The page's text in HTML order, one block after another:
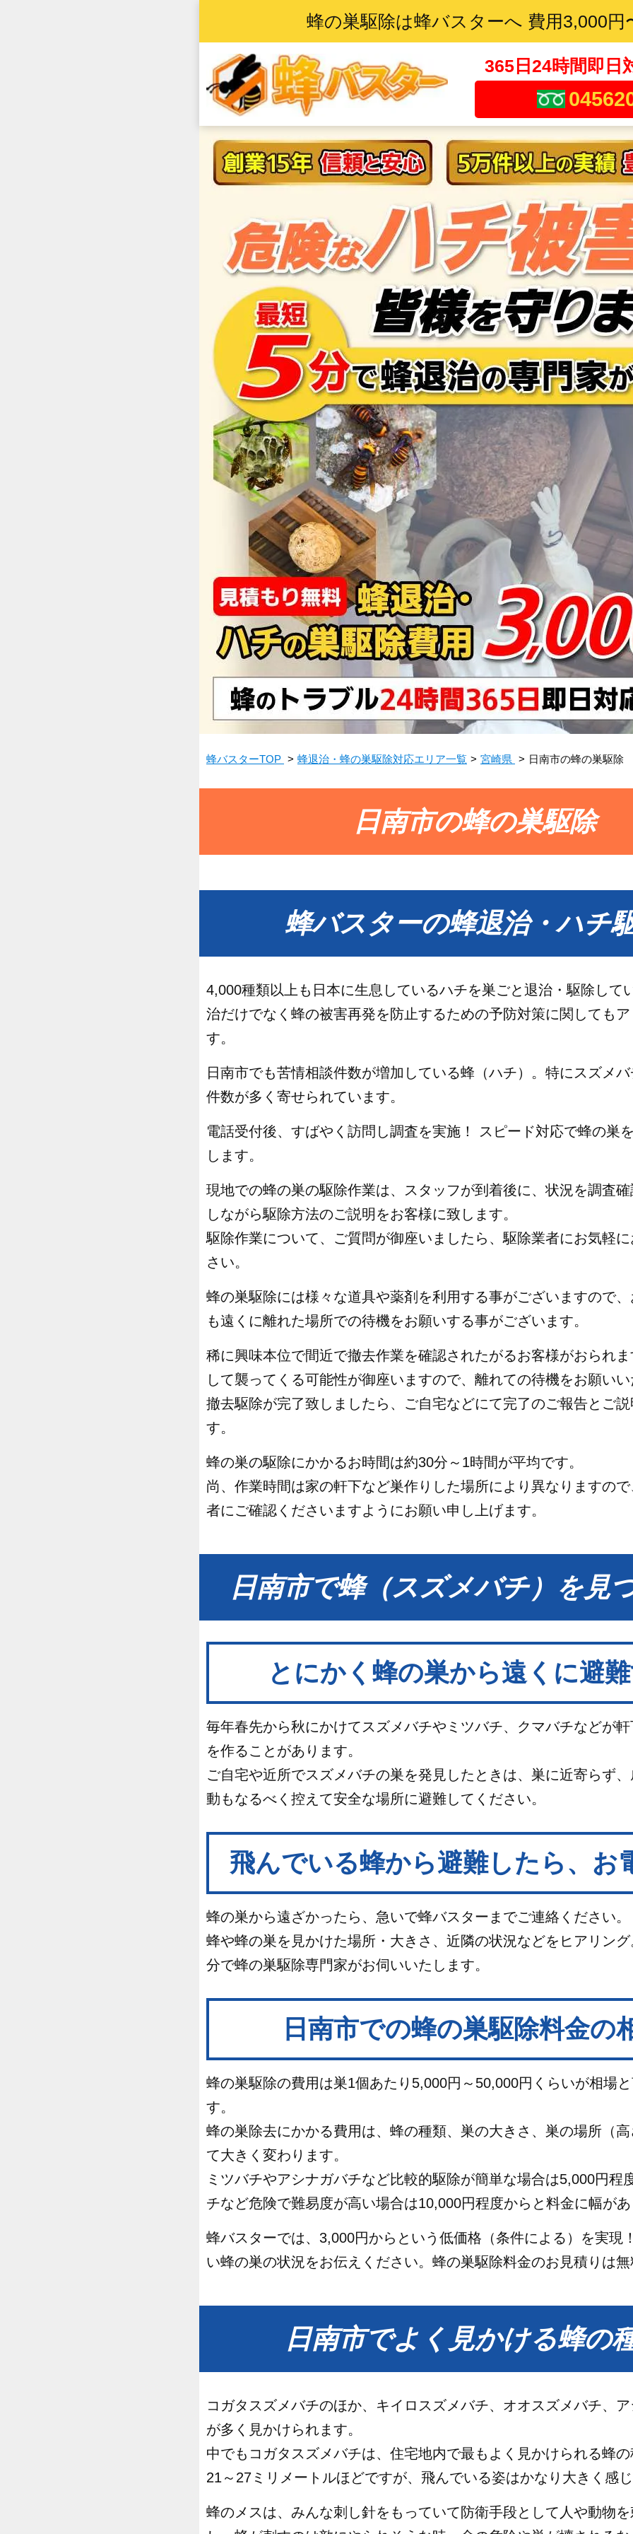
蜂の巣駆除は蜂バスターへ 費用3,000円
365日24時間即日
蜂バスターTOP 蜂退治・蜂の巣駆除対応エリア一覧 宮崎県 日南市の蜂の巣駆除
日南市の蜂の巣駆除
蜂バスターの蜂退治・ハチ
4,000種類以上も日本に生息しているハチを巣ごと退治・駆除して
治だけでなく蜂の被害再発を防止するための予防対策に関しても
す。
日南市でも苦情相談件数が増加している蜂（ハチ）。特にスズメ
件数が多く寄せられています。
電話受付後、すばやく訪問し調査を実施！ スピード対応で蜂の巣
します。
現地での蜂の巣の駆除作業は、スタッフが到着後に、状況を調査
しながら駆除方法のご説明をお客様に致します。
駆除作業について、ご質問が御座いましたら、駆除業者にお気軽
さい。
蜂の巣駆除には様々な道具や薬剤を利用する事がございますので
も遠くに離れた場所での待機をお願いする事がございます。
稀に興味本位で間近で撤去作業を確認されたがるお客様がおられ
して襲ってくる可能性が御座いますので、離れての待機をお願い
撤去駆除が完了致しましたら、ご自宅などにて完了のご報告とご
す。
蜂の巣の駆除にかかるお時間は約30分～1時間が平均です。
尚、作業時間は家の軒下など巣作りした場所により異なりますの
者にご確認くださいますようにお願い申し上げます。
日南市で蜂（スズメバチ）を見
とにかく蜂の巣から遠くに避
毎年春先から秋にかけてスズメバチやミツバチ、クマバチなどが
を作ることがあります。
ご自宅や近所でスズメバチの巣を発見したときは、巣に近寄らず
動もなるべく控えて安全な場所に避難してください。
飛んでいる蜂から避難したら、お
蜂の巣から遠ざかったら、急いで蜂バスターまでご連絡ください。
蜂や蜂の巣を見かけた場所・大きさ、近隣の状況などをヒアリン
分で蜂の巣駆除専門家がお伺いいたします。
日南市での蜂の巣駆除料金の
蜂の巣駆除の費用は巣1個あたり5,000円～50,000円くらいが相場
す。
蜂の巣除去にかかる費用は、蜂の種類、巣の大きさ、巣の場所（
て大きく変わります。
ミツバチやアシナガバチなど比較的駆除が簡単な場合は5,000円程
チなど危険で難易度が高い場合は10,000円程度からと料金に幅が
蜂バスターでは、3,000円からという低価格（条件による）を実現
い蜂の巣の状況をお伝えください。蜂の巣駆除料金のお見積りは
日南市でよく見かける蜂の
コガタスズメバチのほか、キイロスズメバチ、オオスズメバチ、
が多く見かけられます。
中でもコガタスズメバチは、住宅地内で最もよく見かけられる蜂
21～27ミリメートルほどですが、飛んでいる姿はかなり大きく感
蜂のメスは、みんな刺し針をもっていて防衛手段として人や動物